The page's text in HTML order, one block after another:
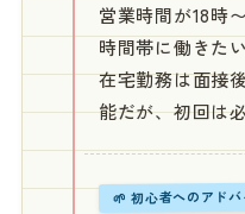
営業時間が18時
時間帯に働きた
在宅勤務は面接
能だが、初回は
🌱 初心者へのアドバ